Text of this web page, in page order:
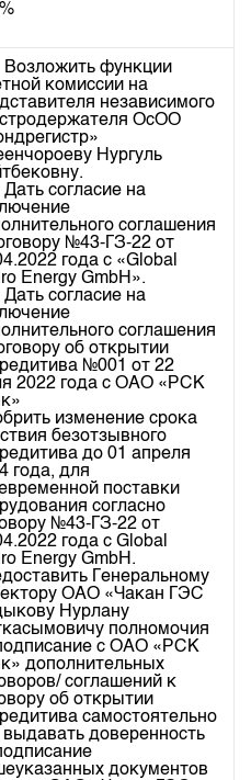
по ГЦБ
ГЦБ
по депозитам
комиссии на
независимого
ОсОО
Нургуль
соглашения
№43-ГЗ-22 от
года с «Global
Enеrgy GmbH».
соглашения
об открытии
№001 от 22
2022 года с ОАО «РСК
изменение срока
безотзывного
до 01 апреля
года, для
поставки
согласно
№43-ГЗ-22 от
года с Global
Energy GmbH.
Генеральному
ОАО «Чакан ГЭС
Нурлану
полномочия
с ОАО «РСК
дополнительных
соглашений к
об открытии
самостоятельно
выдавать доверенность
документов